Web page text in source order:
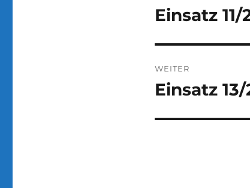
Vorheriger
Einsatz 11/
WEITER
Nächster
Einsatz